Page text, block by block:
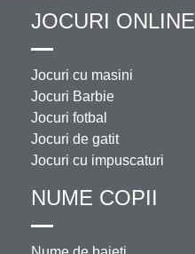
JOCURI ONLINE
Jocuri cu masini
Jocuri Barbie
Jocuri fotbal
Jocuri de gatit
Jocuri cu impuscaturi
NUME COPII